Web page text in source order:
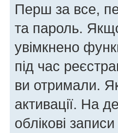
Перш за все,
та пароль.
увімкнено
під час
ви отримали.
активації. На
облікові